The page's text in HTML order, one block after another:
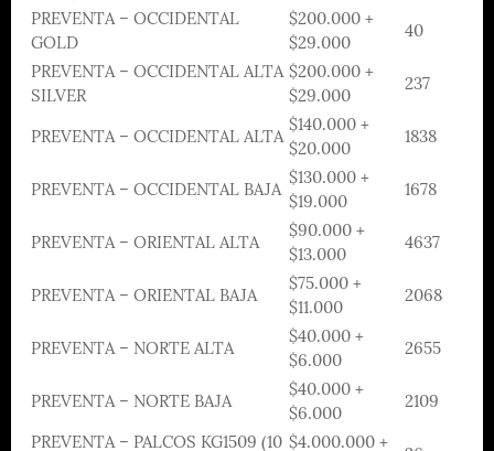
PREVENTA – OCCIDENTAL
GOLD
$200.000 +
$29.000
40
PREVENTA – OCCIDENTAL ALTA
SILVER
$200.000 +
$29.000
237
PREVENTA – OCCIDENTAL ALTA
$140.000 +
$20.000
1838
PREVENTA – OCCIDENTAL BAJA
$130.000 +
$19.000
1678
PREVENTA – ORIENTAL ALTA
$90.000 +
$13.000
4637
PREVENTA – ORIENTAL BAJA
$75.000 +
$11.000
2068
PREVENTA – NORTE ALTA
$40.000 +
$6.000
2655
PREVENTA – NORTE BAJA
$40.000 +
$6.000
2109
PREVENTA – PALCOS KG1509 (10 $4.000.000 +